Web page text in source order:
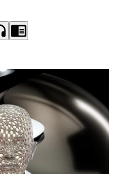
chrome_reader_mode